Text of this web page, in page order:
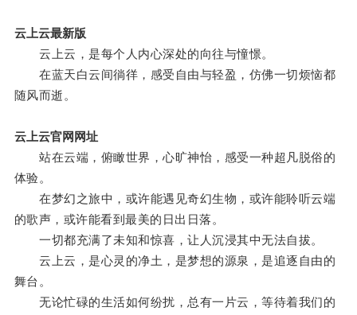
云上云最新版
云上云，是每个人内心深处的向往与憧憬。
在蓝天白云间徜徉，感受自由与轻盈，仿佛一切烦恼都
随风而逝。
云上云官网网址
站在云端，俯瞰世界，心旷神怡，感受一种超凡脱俗的
体验。
在梦幻之旅中，或许能遇见奇幻生物，或许能聆听云端
的歌声，或许能看到最美的日出日落。
一切都充满了未知和惊喜，让人沉浸其中无法自拔。
云上云，是心灵的净土，是梦想的源泉，是追逐自由的
舞台。
无论忙碌的生活如何纷扰，总有一片云，等待着我们的